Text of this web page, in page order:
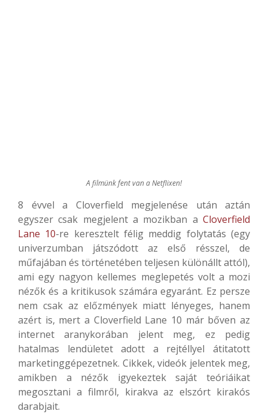
A filmünk fent van a Netflixen!
8 évvel a Cloverfield megjelenése után aztán
egyszer csak megjelent a mozikban a Cloverfield
Lane 10-re keresztelt félig meddig folytatás (egy
univerzumban játszódott az első résszel, de
műfajában és történetében teljesen különállt attól),
ami egy nagyon kellemes meglepetés volt a mozi
nézők és a kritikusok számára egyaránt. Ez persze
nem csak az előzmények miatt lényeges, hanem
azért is, mert a Cloverfield Lane 10 már bőven az
internet aranykorában jelent meg, ez pedig
hatalmas lendületet adott a rejtéllyel átitatott
marketinggépezetnek. Cikkek, videók jelentek meg,
amikben a nézők igyekeztek saját teóriáikat
megosztani a filmről, kirakva az elszórt kirakós
darabjait.